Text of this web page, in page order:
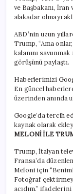
ve Başbakanı,
alakadar olmayı
ABD’nin uzun
Trump, “Ama
kalanını
görüşünü paylaştı.
Haberlerimizi
En güncel
üzerinden anında
Google’da tercih
kaynak olarak
MELONİ İLE
Trump, İtalyan
Fransa’da
Meloni için
Fotoğraf
acıdım.” ifadelerini